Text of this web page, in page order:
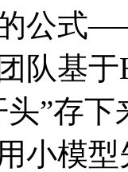
公式——
团队基
”存下
小模